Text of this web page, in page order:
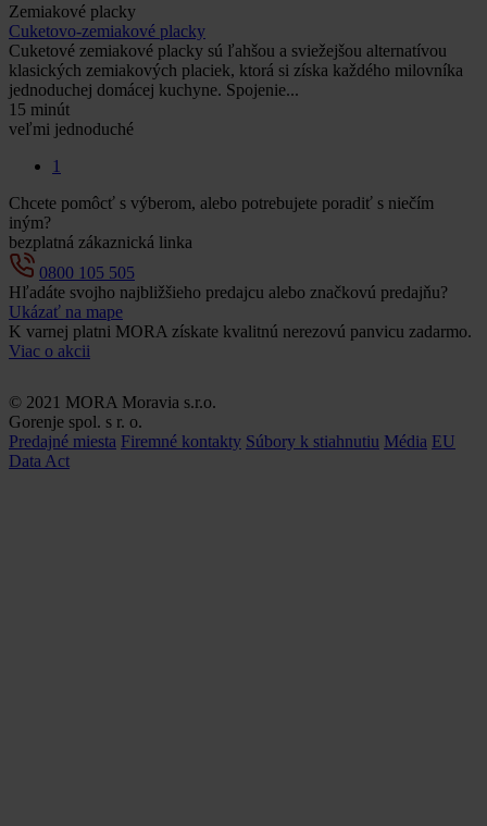
Zemiakové placky
Cuketovo-zemiakové placky
Cuketové zemiakové placky sú ľahšou a sviežejšou alternatívou
klasických zemiakových placiek, ktorá si získa každého milovníka
jednoduchej domácej kuchyne. Spojenie...
15 minút
veľmi jednoduché
1
Chcete pomôcť s výberom, alebo potrebujete poradiť s niečím
iným?
bezplatná zákaznická linka
0800 105 505
Hľadáte svojho najbližšieho predajcu alebo značkovú predajňu?
Ukázať na mape
K varnej platni MORA získate kvalitnú nerezovú panvicu zadarmo.
Viac o akcii
© 2021 MORA Moravia s.r.o.
Gorenje spol. s r. o.
Predajné miesta Firemné kontakty Súbory k stiahnutiu Média EU
Data Act